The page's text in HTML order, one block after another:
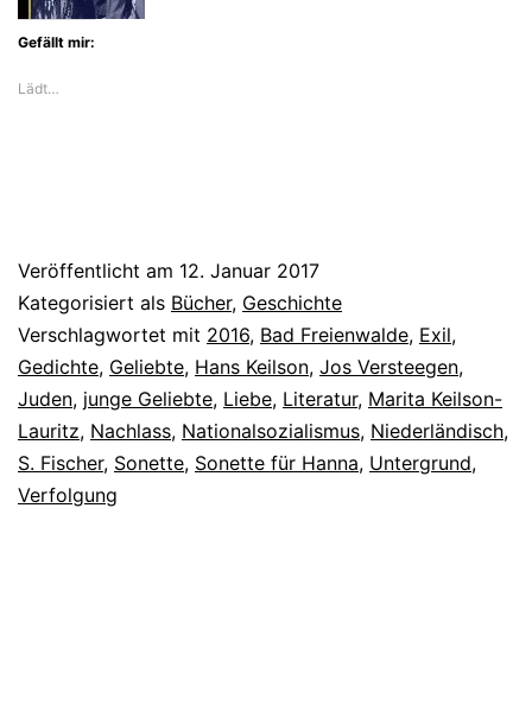
Gefällt mir:
Lädt…
Veröffentlicht am 12. Januar 2017
Kategorisiert als Bücher, Geschichte
Verschlagwortet mit 2016, Bad Freienwalde, Exil,
Gedichte, Geliebte, Hans Keilson, Jos Versteegen,
Juden, junge Geliebte, Liebe, Literatur, Marita Keilson-
Lauritz, Nachlass, Nationalsozialismus, Niederländisch,
S. Fischer, Sonette, Sonette für Hanna, Untergrund,
Verfolgung